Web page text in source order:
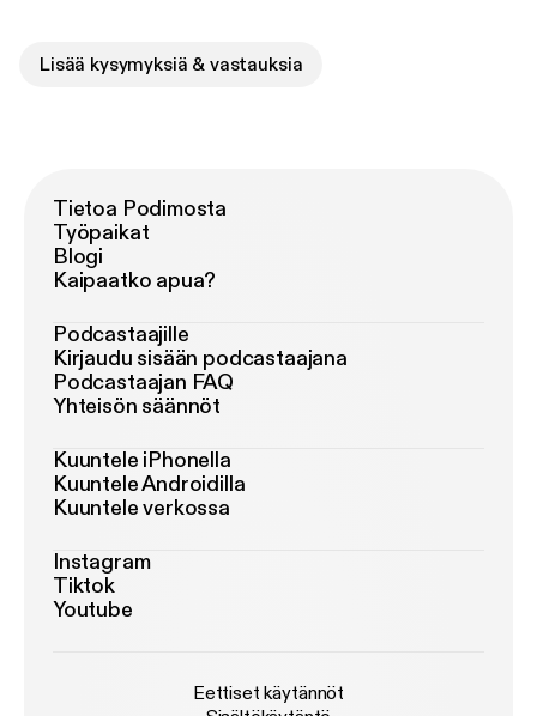
Lisää kysymyksiä & vastauksia
Tietoa Podimosta
Työpaikat
Blogi
Kaipaatko apua?
Podcastaajille
Kirjaudu sisään podcastaajana
Podcastaajan FAQ
Yhteisön säännöt
Kuuntele iPhonella
Kuuntele Androidilla
Kuuntele verkossa
Instagram
Tiktok
Youtube
Eettiset käytännöt